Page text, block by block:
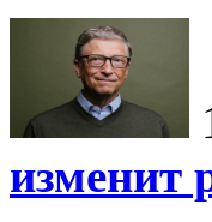
изменит